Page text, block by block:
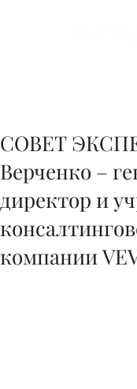
СОВЕТ
Верченко –
директор и
компании